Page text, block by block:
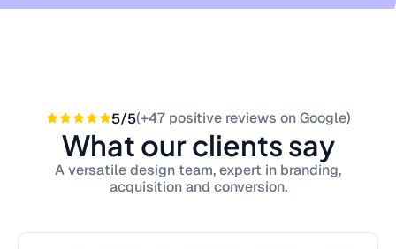
5/5(+47 positive reviews on Google)
What our clients say
A versatile design team, expert in branding,
acquisition and conversion.